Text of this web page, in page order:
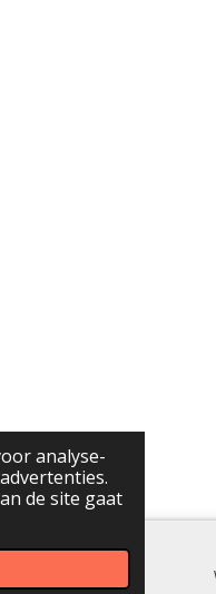
analyse-
de site gaat